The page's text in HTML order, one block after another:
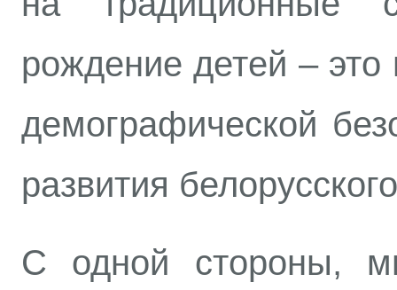
рождение детей – это
демографической
развития
С одной стороны,